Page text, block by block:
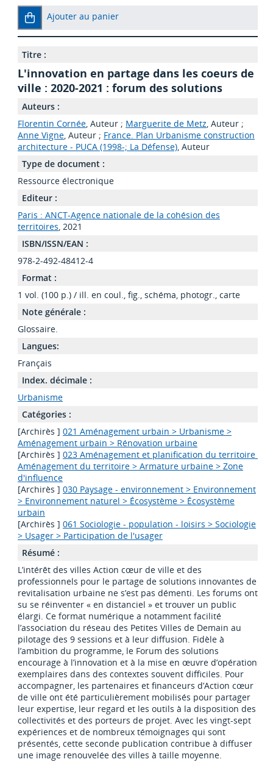
Ajouter au panier
Titre :
L'innovation en partage dans les coeurs de
ville : 2020-2021 : forum des solutions
Auteurs :
Florentin Cornée, Auteur ; Marguerite de Metz, Auteur ;
Anne Vigne, Auteur ; France. Plan Urbanisme construction
architecture - PUCA (1998-; La Défense), Auteur
Type de document :
Ressource électronique
Editeur :
Paris : ANCT-Agence nationale de la cohésion des
territoires, 2021
ISBN/ISSN/EAN :
978-2-492-48412-4
Format :
1 vol. (100 p.) / ill. en coul., fig., schéma, photogr., carte
Note générale :
Glossaire.
Langues:
Français
Index. décimale :
Urbanisme
Catégories :
[Archirès ] 021 Aménagement urbain > Urbanisme >
Aménagement urbain > Rénovation urbaine
[Archirès ] 023 Aménagement et planification du territoire >
Aménagement du territoire > Armature urbaine > Zone
d'influence
[Archirès ] 030 Paysage - environnement > Environnement
> Environnement naturel > Écosystème > Écosystème
urbain
[Archirès ] 061 Sociologie - population - loisirs > Sociologie
> Usager > Participation de l'usager
Résumé :
L’intérêt des villes Action cœur de ville et des
professionnels pour le partage de solutions innovantes de
revitalisation urbaine ne s’est pas démenti. Les forums ont
su se réinventer « en distanciel » et trouver un public
élargi. Ce format numérique a notamment facilité
l’association du réseau des Petites Villes de Demain au
pilotage des 9 sessions et à leur diffusion. Fidèle à
l’ambition du programme, le Forum des solutions
encourage à l’innovation et à la mise en œuvre d’opérations
exemplaires dans des contextes souvent difficiles. Pour
accompagner, les partenaires et financeurs d’Action cœur
de ville ont été particulièrement mobilisés pour partager
leur expertise, leur regard et les outils à la disposition des
collectivités et des porteurs de projet. Avec les vingt-sept
expériences et de nombreux témoignages qui sont
présentés, cette seconde publication contribue à diffuser
une image renouvelée des villes à taille moyenne.